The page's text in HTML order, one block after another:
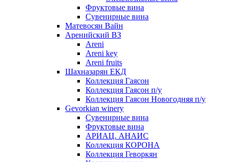
Фруктовые вина
Cувенирные вина
Матевосян Вайн
Аренийский ВЗ
Areni
Areni key
Areni fruits
Шахназарян ЕКД
Коллекция Гаясон
Коллекция Гаясон п/у
Коллекция Гаясон Новогодняя п/у
Gevorkian winery
Сувенирные вина
Фруктовые вина
АРИАЦ. АНАИС
Коллекция КОРОНА
Коллекция Геворкян